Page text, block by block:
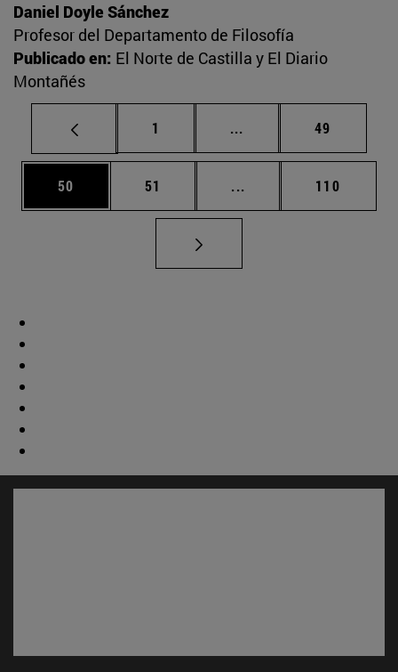
Daniel Doyle Sánchez
Profesor del Departamento de Filosofía
Publicado en: El Norte de Castilla y El Diario
Montañés
Página
1 ... Páginas intermedias
Página
49
Página
50 Página
51 ... Páginas intermedias
Página
110